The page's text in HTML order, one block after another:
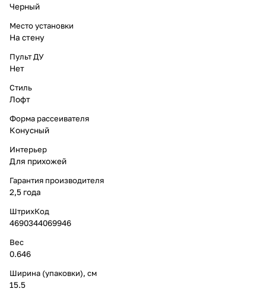
Черный
Место установки
На стену
Пульт ДУ
Нет
Стиль
Лофт
Форма рассеивателя
Конусный
Интерьер
Для прихожей
Гарантия производителя
2,5 года
ШтрихКод
4690344069946
Вес
0.646
Ширина (упаковки), см
15.5